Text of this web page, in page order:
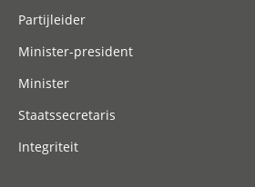
Partijleider
Minister-president
Minister
Staatssecretaris
Integriteit